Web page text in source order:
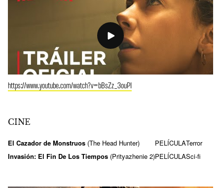
https://www.youtube.com/watch?v=bBsZz_3ouPI
CINE
El Cazador de Monstruos (The Head Hunter) PELÍCULATerror
Invasión: El Fin De Los Tiempos (Prityazhenie 2)PELÍCULASci-fi